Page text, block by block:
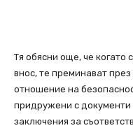
Тя обясни още, че когато
внос, те преминават
отношение на
придружени с документи
заключения за